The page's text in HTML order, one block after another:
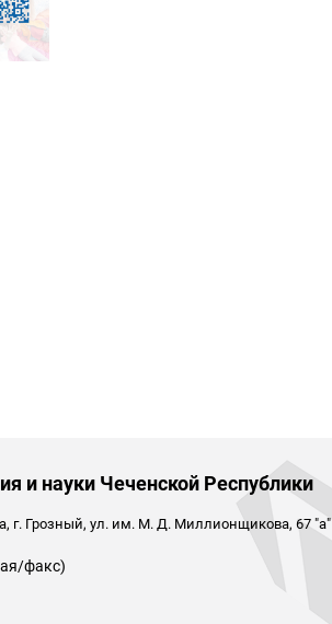
и науки Чеченской Республики
г. Грозный, ул. им. М. Д. Миллионщикова, 67 "а"
факс)